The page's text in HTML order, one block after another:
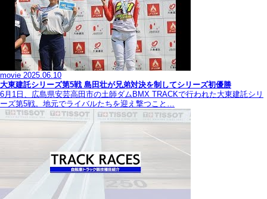
movie 2025.06.10
大東建託シリーズ第5戦 島田壮が兄弟対決を制してシリーズ初優勝
6月1日、広島県安芸高田市の土師ダムBMX TRACKで行われた大東建託シリ
ーズ第5戦。地元でライバルたちを迎え撃つこと…